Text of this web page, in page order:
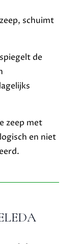
schuimt
de
zeep met
en niet